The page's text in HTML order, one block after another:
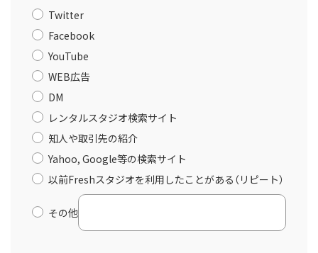
Twitter
Facebook
YouTube
WEB広告
DM
レンタルスタジオ検索サイト
知人や取引先の紹介
Yahoo, Google等の検索サイト
以前Freshスタジオを利用したことがある（リピート）
その他